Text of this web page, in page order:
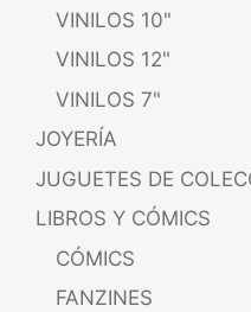
VINILOS 10"
VINILOS 12"
VINILOS 7"
JOYERÍA
JUGUETES DE
LIBROS Y CÓMICS
CÓMICS
FANZINES